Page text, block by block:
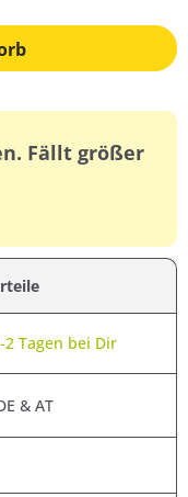
Fällt größer
Tagen bei Dir
& AT